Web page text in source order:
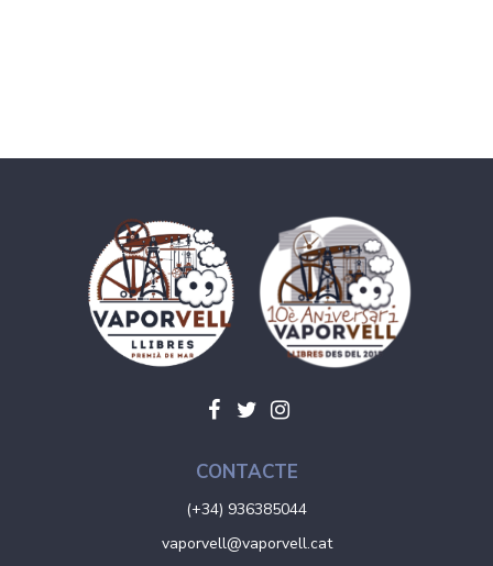
CONTACTE
(+34) 936385044
vaporvell@vaporvell.cat